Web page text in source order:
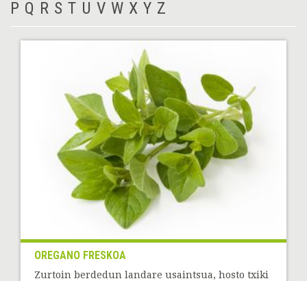
P Q R S T U V W X Y Z
OREGANO FRESKOA
Zurtoin berdedun landare usaintsua, hosto txiki